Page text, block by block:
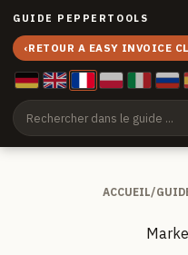
GUIDE PEPPERTOOLS
‹RETOUR A EASY INVOICE
ACCUEIL/